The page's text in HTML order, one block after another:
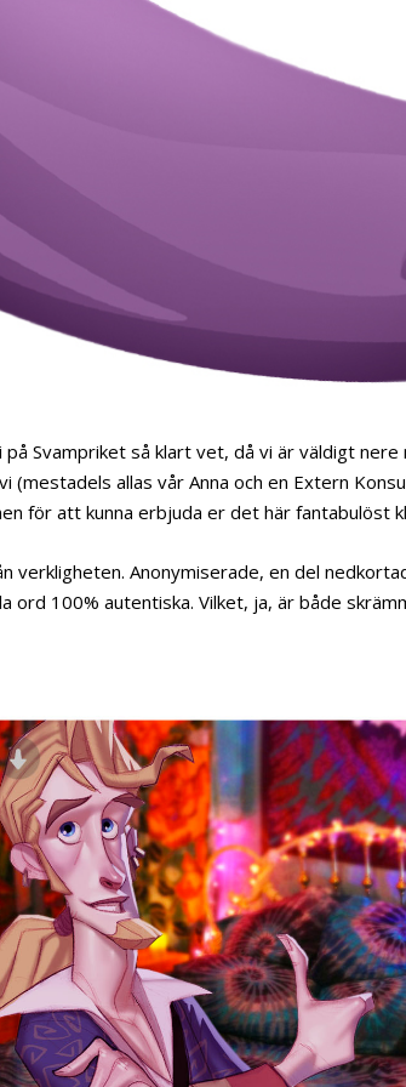
Svampriket så klart vet, då vi är väldigt nere
(mestadels allas vår Anna och en Extern
för att kunna erbjuda er det här fantabulöst
verkligheten. Anonymiserade, en del
ord 100% autentiska. Vilket, ja, är både